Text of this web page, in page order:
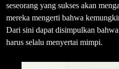
seseorang yang sukses akan
mereka mengerti bahwa
Dari sini dapat disimpulkan
harus selalu menyertai mimpi.